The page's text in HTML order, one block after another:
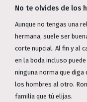
No te olvides de los
Aunque no tengas una
hermana, suele ser
corte nupcial. Al fin y al
en la boda incluso
ninguna norma que diga
los hombres al otro.
familia que tú elijas.